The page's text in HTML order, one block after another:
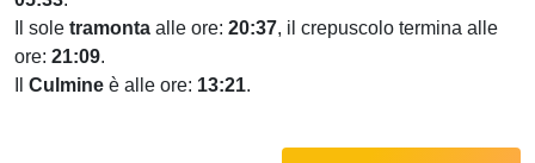
Il sole tramonta alle ore: 20:37, il crepuscolo termina alle
ore: 21:09.
Culmine è alle ore: 13:21.